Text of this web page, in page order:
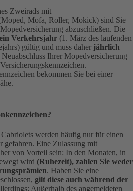
Zweirads mit
Mofa, Roller, Mokick) sind Sie
abzuschließen. Die
Verkehrsjahr (1. März des laufenden
gültig und muss daher jährlich
Ihrer Mopedversicherung
bekommen Sie bei einer
werden häufig nur für einen
gefahren. Eine Zulassung mit
von Vorteil sein: In den Monaten, in
wird (Ruhezeit), zahlen Sie weder
. Haben Sie eine
gilt diese auch während der
Außerhalb des angemeldeten